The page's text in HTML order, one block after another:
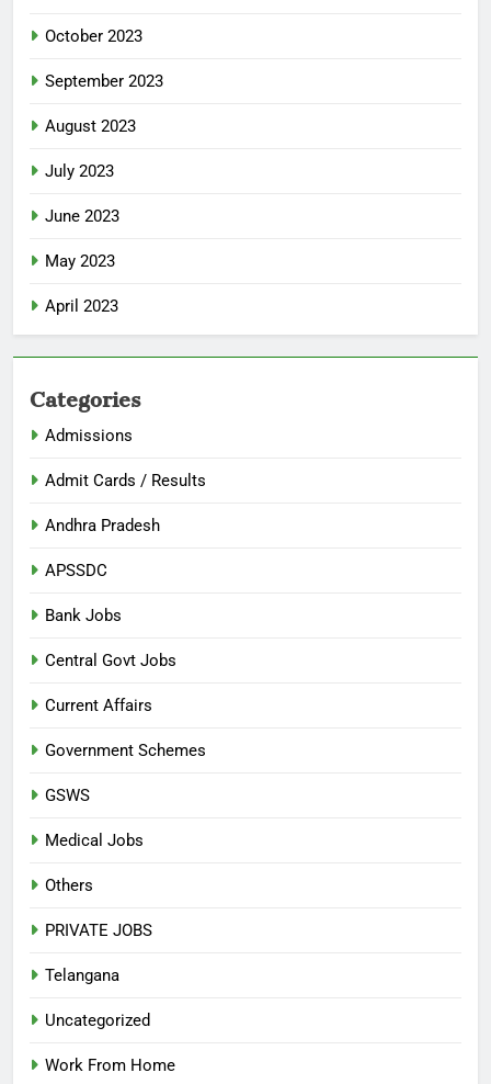
October 2023
September 2023
August 2023
July 2023
June 2023
May 2023
April 2023
Categories
Admissions
Admit Cards / Results
Andhra Pradesh
APSSDC
Bank Jobs
Central Govt Jobs
Current Affairs
Government Schemes
GSWS
Medical Jobs
Others
PRIVATE JOBS
Telangana
Uncategorized
Work From Home